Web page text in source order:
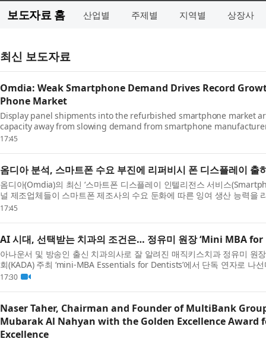
보도자료 홈 산업별 주제별 지역별 상장사
최신 보도자료
Omdia: Weak Smartphone Demand Drives Record
Phone Market
Display panel shipments into the refurbished smartphone market
capacity away from slowing demand from smartphone
Intelligence Service...
17:45
옴디아 분석, 스마트폰 수요 부진에 리퍼비시 폰 디스플레이 출
옴디아(Omdia)의 최신 ‘스마트폰 디스플레이 인텔리전스 서비스
널 제조업체들이 스마트폰 제조사의 수요 둔화에 따른 잉여 생산 능력을
널 ...
17:45
AI 시대, 선택받는 치과의 조건은… 정유미 원장 ‘Mini MBA
아나운서 및 방송인 출신 치과의사로 잘 알려진 매직키스치과 정유미 원
회(KADA) 주최 ‘mini-MBA Essentials for Dentists’에서 단독 연자로 나
Certai...
17:30
Naser Taher, Chairman and Founder of MultiBank
Mubarak Al Nahyan with the Golden Excellence Award
Excellence